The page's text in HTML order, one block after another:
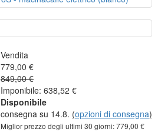
Vendita
779,00 €
849,00 €
Imponibile: 638,52 €
Disponibile
consegna su 14.8. (opzioni di consegna)
Miglior prezzo degli ultimi 30 giorni: 779,00 €